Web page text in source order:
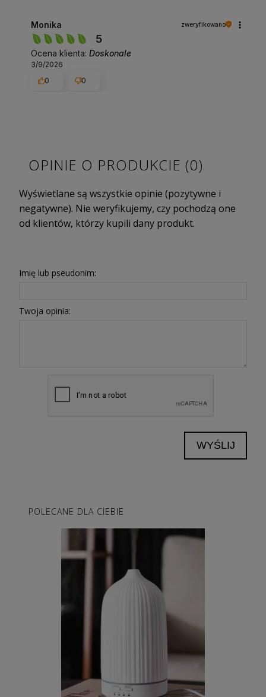
Monika zweryfikowano
5
Ocena klienta: Doskonale
3/9/2026
0
0
OPINIE O PRODUKCIE (0)
Wyświetlane są wszystkie opinie (pozytywne i
negatywne). Nie weryfikujemy, czy pochodzą one
od klientów, którzy kupili dany produkt.
Imię lub pseudonim:
Twoja opinia:
WYŚLIJ
POLECANE DLA CIEBIE